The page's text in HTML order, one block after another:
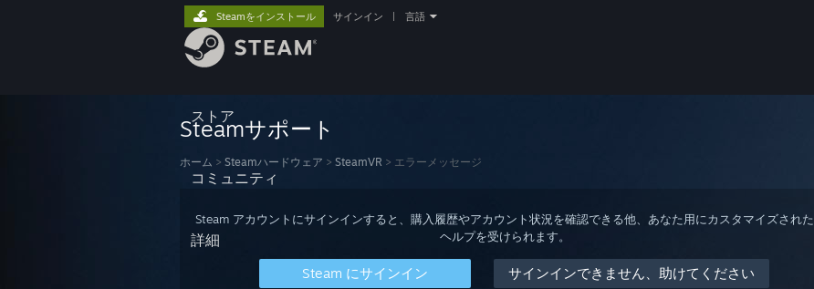
ストア
コミュニティ
詳細
Steamをインストール サインイン 言語
Steamサポート
ホーム > Steamハードウェア > SteamVR > エラーメッセージ
Steam アカウントにサインインすると、購入履歴やアカウント状況を確認できる他、あなた用にカスタマイズされた
ヘルプを受けられます。
Steam にサインイン サインインできません、助けてください